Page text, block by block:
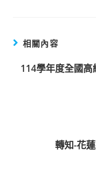
相關內容
114學年度全國
轉知-花